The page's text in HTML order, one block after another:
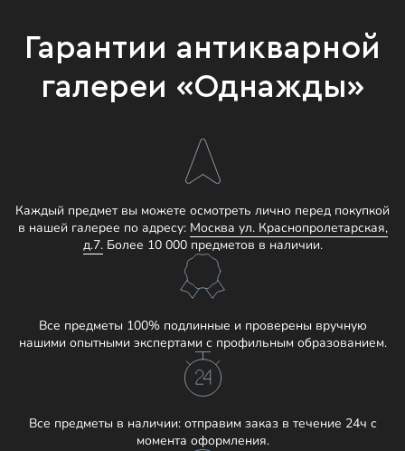
Гарантии антикварной
галереи «Однажды»
Каждый предмет вы можете осмотреть лично перед покупкой
в нашей галерее по адресу: Москва ул. Краснопролетарская,
д.7.Более 10 000 предметов в наличии.
Все предметы 100% подлинные и проверены вручную
нашими опытными экспертами с профильным образованием.
Все предметы в наличии: отправим заказ в течение 24ч с
момента оформления.